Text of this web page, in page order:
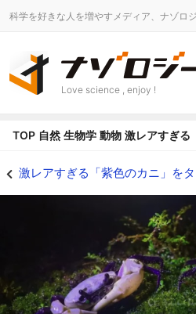
科学を好きな人を増やすメディア、ナゾロ
Love science , enjoy !
TOP 自然 生物学 動物 激レアすぎる
激レアすぎる「紫色のカニ」を